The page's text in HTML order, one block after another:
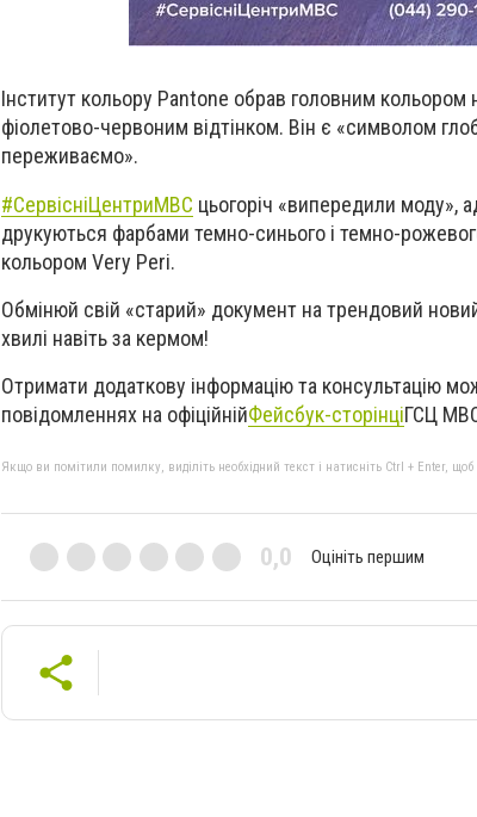
Інститут кольору Pantone обрав головним кольором
фіолетово-червоним відтінком. Він є «символом
переживаємо».
#СервісніЦентриМВС цьогоріч «випередили моду»,
друкуються фарбами темно-синього і темно-
кольором Very Peri.
Обмінюй свій «старий» документ на трендовий
хвилі навіть за кермом!
Отримати додаткову інформацію та консультацію
повідомленнях на офіційнійФейсбук-сторінціГСЦ
Якщо ви помітили помилку, виділіть необхідний текст і натисніть Ctrl + Enter,
0,0 Оцініть першим